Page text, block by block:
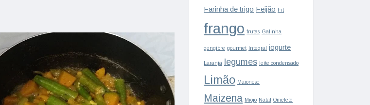
Farinha de trigo Feijão Fit
frango frutas Galinha
gengibre gourmet Integral iogurte
Laranja legumes leite condensado
Limão Maionese
Maizena Miojo Natal Omelete